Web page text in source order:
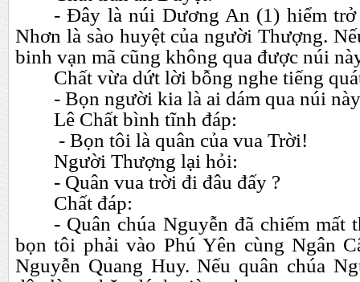
- Đây là núi Dương An (1) hiểm
Nhơn là sào huyệt của người Thượng.
binh vạn mã cũng không qua được núi
Chất vừa dứt lời bỗng nghe tiếng
- Bọn người kia là ai dám qua núi
Lê Chất bình tĩnh đáp:
- Bọn tôi là quân của vua Trời!
Người Thượng lại hỏi:
- Quân vua trời đi đâu đấy ?
Chất đáp:
- Quân chúa Nguyễn đã chiếm mất
bọn tôi phải vào Phú Yên cùng Ngân
Nguyễn Quang Huy. Nếu quân chúa